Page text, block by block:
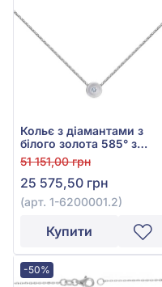
Кольє з діамантами з
білого золота 585° з
діамантом 0,03ct, арт. 1-
6200001.2
51 151,00 грн
25 575,50 грн
(арт. 1-6200001.2)
Купити
-50%